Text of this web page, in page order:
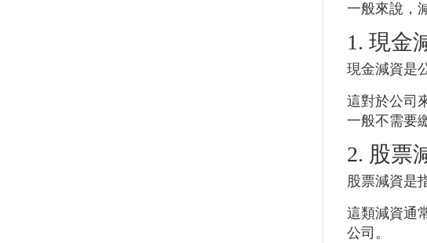
一般來說，
1. 現金
現金減資是
這對於公司
一般不需要
2. 股票
股票減資是
這類減資通
公司。